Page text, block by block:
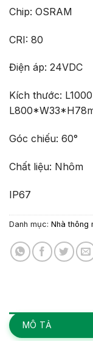
Chip: OSRAM
CRI: 80
Điện áp: 24VDC
Kích thước:
Góc chiếu: 60°
Chất liệu: Nhôm
IP67
Danh mục: Nhà thông
MÔ TẢ